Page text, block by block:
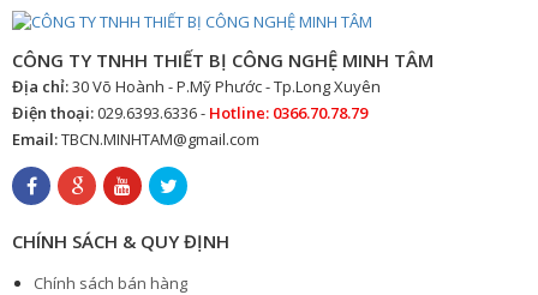
CÔNG TY TNHH THIẾT BỊ CÔNG NGHỆ MINH TÂM
Địa chỉ:30 Võ Hoành - P.Mỹ Phước - Tp.Long Xuyên
Điện thoại:029.6393.6336 - Hotline: 0366.70.78.79
Email:TBCN.MINHTAM@gmail.com
CHÍNH SÁCH & QUY ĐỊNH
Chính sách bán hàng